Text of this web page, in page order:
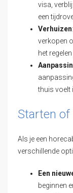
visa,
een
Verhuizen
verkopen
het
thuis voelt
Starten of
Als je een
verschillende
Een
beginnen